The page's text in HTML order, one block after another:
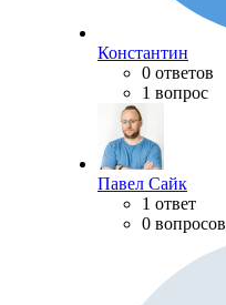
Константин
0 ответов
1 вопрос
Павел Сайк
1 ответ
0 вопросов